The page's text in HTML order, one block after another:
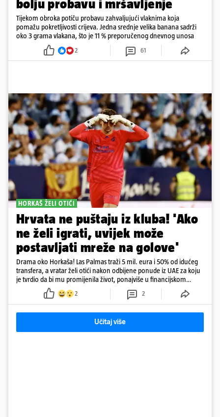
bolju probavu i mršavljenje
Tijekom obroka potiču probavu zahvaljujući vlaknima koja
pomažu pokretljivosti crijeva. Jedna srednje velika banana sadrži
oko 3 grama vlakana, što je 11 % preporučenog dnevnog unosa
2 61
HORKAŠ ŽELI OTIĆI
Hrvata ne puštaju iz kluba! 'Ako
ne želi igrati, uvijek može
postavljati mreže na golove'
Drama oko Horkaša! Las Palmas traži 5 mil. eura i 50% od idućeg
transfera, a vratar želi otići nakon odbijene ponude iz UAE za koju
je tvrdio da bi mu promijenila život, ponajviše u financijskom
2 2
Učitaj više